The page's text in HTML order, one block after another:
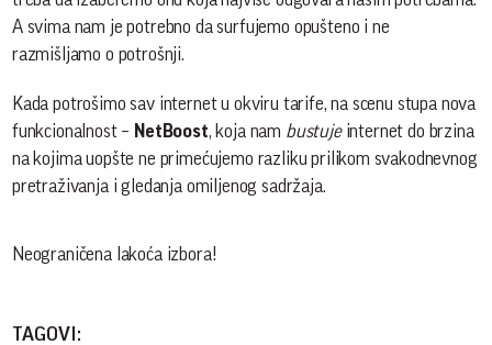
A svima nam je potrebno da surfujemo opušteno i ne
razmišljamo o potrošnji.
Kada potrošimo sav internet u okviru tarife, na scenu stupa nova
funkcionalnost – NetBoost, koja nam bustuje internet do brzina
na kojima uopšte ne primećujemo razliku prilikom svakodnevnog
pretraživanja i gledanja omiljenog sadržaja.
Neograničena lakoća izbora!
TAGOVI: